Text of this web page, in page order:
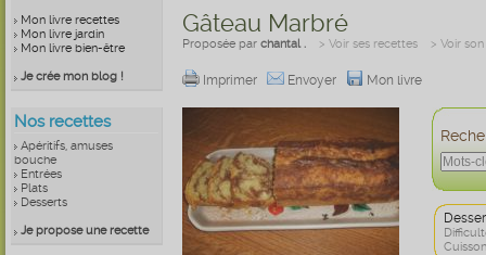
Mon livre recettes
Mon livre jardin
Mon livre bien-être
Je crée mon blog !
Nos recettes
Apéritifs, amuses
bouche
Entrées
Plats
Desserts
Je propose une recette
Gâteau Marbré
Proposée par chantal . > Voir ses recettes > Voir
Imprimer Envoyer Mon livre